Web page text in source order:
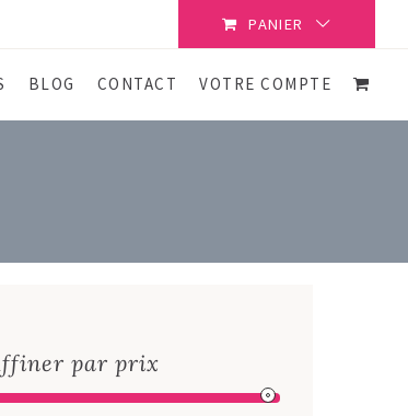
PANIER
BLOG CONTACT VOTRE COMPTE
par prix